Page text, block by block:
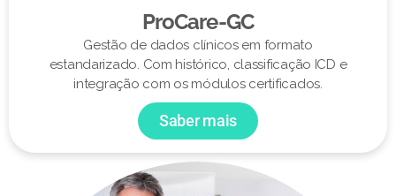
ProCare-GC
Gestão de dados clínicos em formato
estandarizado. Com histórico, classificação ICD e
integração com os módulos certificados.
Saber mais